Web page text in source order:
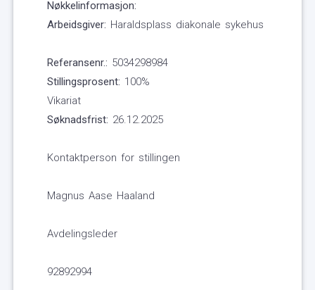
Nøkkelinformasjon:
Arbeidsgiver: Haraldsplass diakonale sykehus
Referansenr.: 5034298984
Stillingsprosent: 100%
Vikariat
Søknadsfrist: 26.12.2025
Kontaktperson for stillingen
Magnus Aase Haaland
Avdelingsleder
92892994